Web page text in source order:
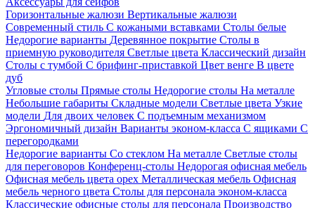
Горизонтальные жалюзи Вертикальные жалюзи
Современный стиль С кожаными вставками Столы белые
Недорогие варианты Деревянное покрытие Столы в
приемную руководителя Светлые цвета Классический дизайн
Столы с тумбой С брифинг-приставкой Цвет венге В цвете
дуб
Угловые столы Прямые столы Недорогие столы На металле
Небольшие габариты Складные модели Светлые цвета Узкие
модели Для двоих человек С подъемным механизмом
Эргономичный дизайн Варианты эконом-класса С ящиками С
перегородками
Недорогие варианты Со стеклом На металле Светлые столы
для переговоров Конференц-столы Недорогая офисная мебель
Офисная мебель цвета орех Металлическая мебель Офисная
мебель черного цвета Столы для персонала эконом-класса
Классические офисные столы для персонала Производство